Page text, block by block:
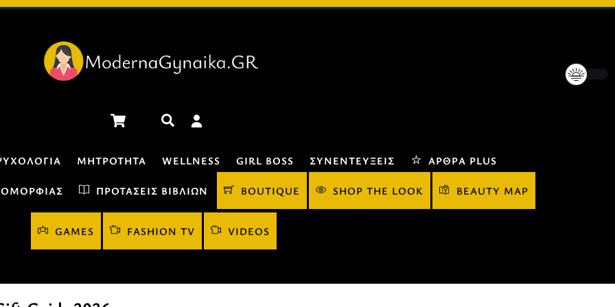
Cart Αναζήτηση
ΜΗΤΡΌΤΗΤΑ WELLNESS GIRL BOSS ΣΥΝΕΝΤΕΎΞΕΙΣ ΆΡΘΡΑ PLUS
ΟΜΟΡΦΙΆΣ ΠΡΟΤΆΣΕΙΣ ΒΙΒΛΊΩΝ BOUTIQUE SHOP THE LOOK BEAUTY MAP
GAMES FASHION TV VIDEOS